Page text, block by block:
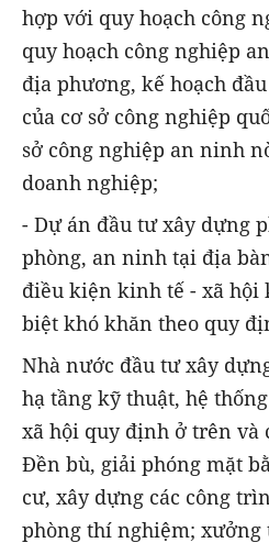
hợp với quy hoạch công
quy hoạch công nghiệp
địa phương, kế hoạch
của cơ sở công nghiệp
sở công nghiệp an ninh
doanh nghiệp;
- Dự án đầu tư xây dựng
phòng, an ninh tại địa
điều kiện kinh tế - xã hội
biệt khó khăn theo quy
Nhà nước đầu tư xây
hạ tầng kỹ thuật, hệ
xã hội quy định ở trên và
Đền bù, giải phóng mặt
cư, xây dựng các công
phòng thí nghiệm;